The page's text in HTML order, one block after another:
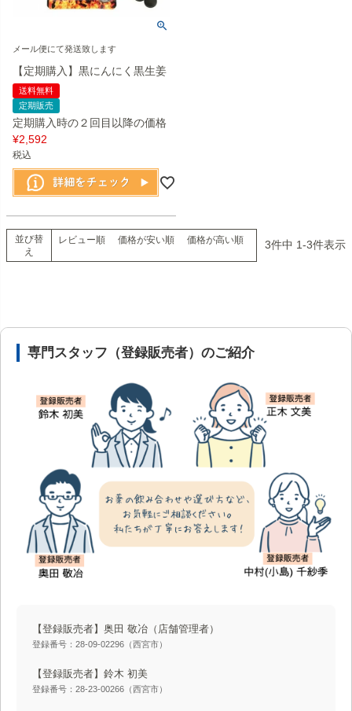
メール便にて発送致します
【定期購入】黒にんにく黒生姜
送料無料
定期販売
定期購入時の２回目以降の価格
¥2,592
税込
並び替
え
レビュー順 価格が安い順 価格が高い順 3件中 1-3件表示
専門スタッフ（登録販売者）のご紹介
【登録販売者】奥田 敬冶 （店舗管理者）
登録番号：28-09-02296（西宮市）
【登録販売者】鈴木 初美
登録番号：28-23-00266（西宮市）